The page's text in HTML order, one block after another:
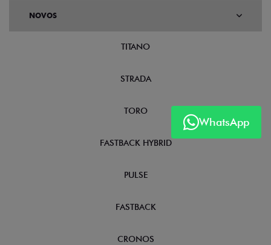
WhatsApp
NOVOS
TITANO
STRADA
TORO
FASTBACK HYBRID
PULSE
FASTBACK
CRONOS